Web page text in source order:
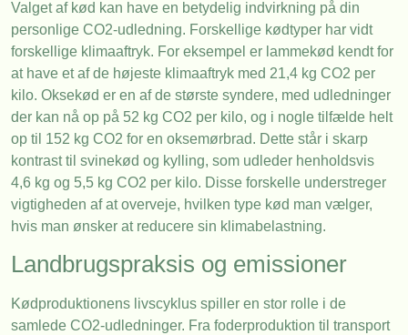
Valget af kød kan have en betydelig indvirkning på din
personlige CO2-udledning. Forskellige kødtyper har vidt
forskellige klimaaftryk. For eksempel er lammekød kendt for
at have et af de højeste klimaaftryk med 21,4 kg CO2 per
kilo. Oksekød er en af de største syndere, med udledninger
der kan nå op på 52 kg CO2 per kilo, og i nogle tilfælde helt
op til 152 kg CO2 for en oksemørbrad. Dette står i skarp
kontrast til svinekød og kylling, som udleder henholdsvis
4,6 kg og 5,5 kg CO2 per kilo. Disse forskelle understreger
vigtigheden af at overveje, hvilken type kød man vælger,
hvis man ønsker at reducere sin klimabelastning.
Landbrugspraksis og emissioner
Kødproduktionens livscyklus spiller en stor rolle i de
samlede CO2-udledninger. Fra foderproduktion til transport